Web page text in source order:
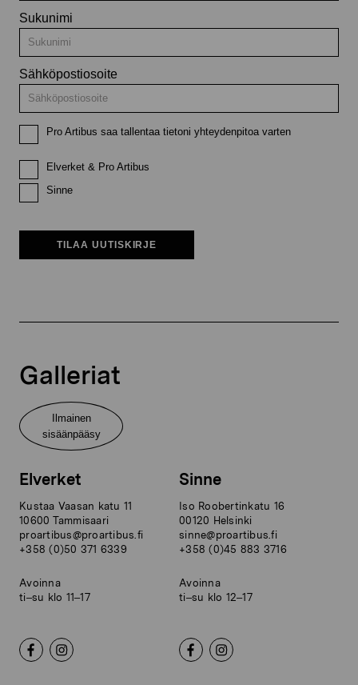
Sukunimi
Sähköpostiosoite
Pro Artibus saa tallentaa tietoni yhteydenpitoa varten
Elverket & Pro Artibus
Sinne
TILAA UUTISKIRJE
Galleriat
Ilmainen
sisäänpääsy
Elverket
Kustaa Vaasan katu 11
10600 Tammisaari
proartibus@proartibus.fi
+358 (0)50 371 6339
Avoinna
ti–su klo 11–17
Sinne
Iso Roobertinkatu 16
00120 Helsinki
sinne@proartibus.fi
+358 (0)45 883 3716
Avoinna
ti–su klo 12–17